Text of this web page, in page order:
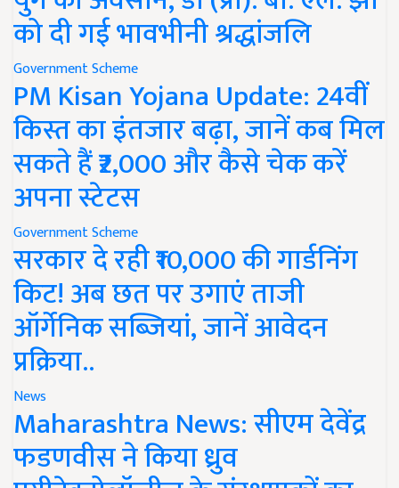
को दी गई भावभीनी श्रद्धांजलि
Government Scheme
PM Kisan Yojana Update: 24वीं
किस्त का इंतजार बढ़ा, जानें कब मिल
सकते हैं ₹2,000 और कैसे चेक करें
अपना स्टेटस
Government Scheme
सरकार दे रही ₹10,000 की गार्डनिंग
किट! अब छत पर उगाएं ताजी
ऑर्गेनिक सब्जियां, जानें आवेदन
प्रक्रिया..
News
Maharashtra News: सीएम देवेंद्र
फडणवीस ने किया ध्रुव